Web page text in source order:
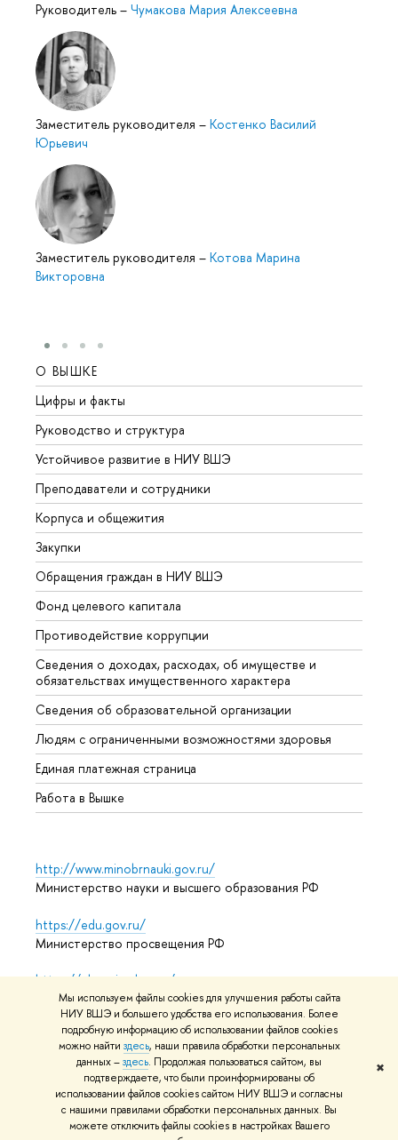
Мы используем файлы cookies для улучшения работы сайта
НИУ ВШЭ и большего удобства его использования. Более
подробную информацию об использовании файлов cookies
можно найти здесь, наши правила обработки персональных
данных –здесь. Продолжая пользоваться сайтом, вы
подтверждаете, что были проинформированы об
использовании файлов cookies сайтом НИУ ВШЭ и согласны
с нашими правилами обработки персональных данных. Вы
можете отключить файлы cookies в настройках Вашего
✖
Руководитель – Чумакова Мария Алексеевна
Заместитель руководителя – Костенко Василий
Юрьевич
Заместитель руководителя – Котова Марина
Викторовна
О ВЫШКЕ
Цифры и факты
Руководство и структура
Устойчивое развитие в НИУ ВШЭ
Преподаватели и сотрудники
Корпуса и общежития
Закупки
Обращения граждан в НИУ ВШЭ
Фонд целевого капитала
Противодействие коррупции
Сведения о доходах, расходах, об имуществе и
обязательствах имущественного характера
Сведения об образовательной организации
Людям с ограниченными возможностями здоровья
Единая платежная страница
Работа в Вышке
http://www.minobrnauki.gov.ru/
Министерство науки и высшего образования РФ
https://edu.gov.ru/
Министерство просвещения РФ
https://elearning.hse.ru/mooc
Массовые открытые онлайн-курсы
© НИУ ВШЭ 1993–2026 Адреса и контактыУсловия
использования материаловПолитика конфиденциальности
Карта сайта
Редактору